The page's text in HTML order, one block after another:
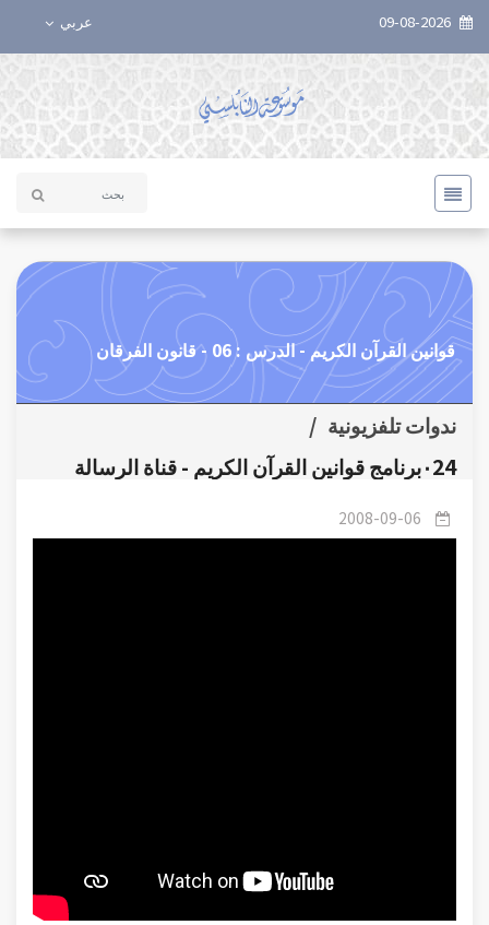
عربي
قوانين القرآن الكريم - الدرس : 06 - قانون الفرقان
ندوات تلفزيونية /
٠24برنامج قوانين القرآن الكريم - قناة الرسالة
2008-09-06